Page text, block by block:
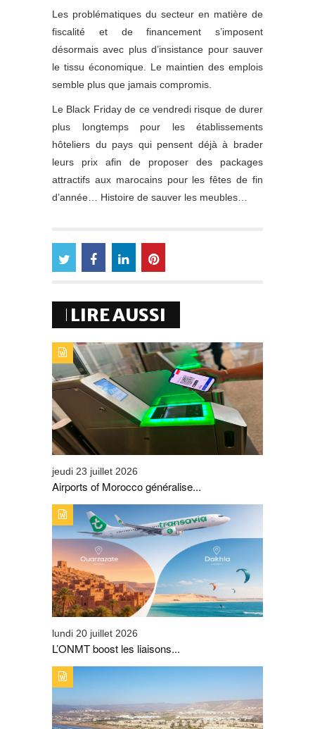
Les problématiques du secteur en matière de
fiscalité et de financement s’imposent
désormais avec plus d’insistance pour sauver
le tissu économique. Le maintien des emplois
semble plus que jamais compromis.
Le Black Friday de ce vendredi risque de durer
plus longtemps pour les établissements
hôteliers du pays qui pensent déjà à brader
leurs prix afin de proposer des packages
attractifs aux marocains pour les fêtes de fin
d’année… Histoire de sauver les meubles…
LIRE AUSSI
TYPE DE PUBLICATION : A_LA_UNETITRE : AIRPORTS
OF MOROCCO GÉNÉRALISE LA CARTE
D’EMBARQUEMENT 100 % MOBILE
jeudi 23 juillet 2026
Airports of Morocco généralise...
TYPE DE PUBLICATION : A_LA_UNETITRE : L’ONMT
BOOST LES LIAISONS AÉRIENNES SUR OUARZAZATE
ET DE DAKHLA
lundi 20 juillet 2026
L’ONMT boost les liaisons...
TYPE DE PUBLICATION : A_LA_UNETITRE : TAGHAZOUT
BAY CHANGE D’ÉCHELLE ET SIGNE SON PLUS BEL
ÉTÉ